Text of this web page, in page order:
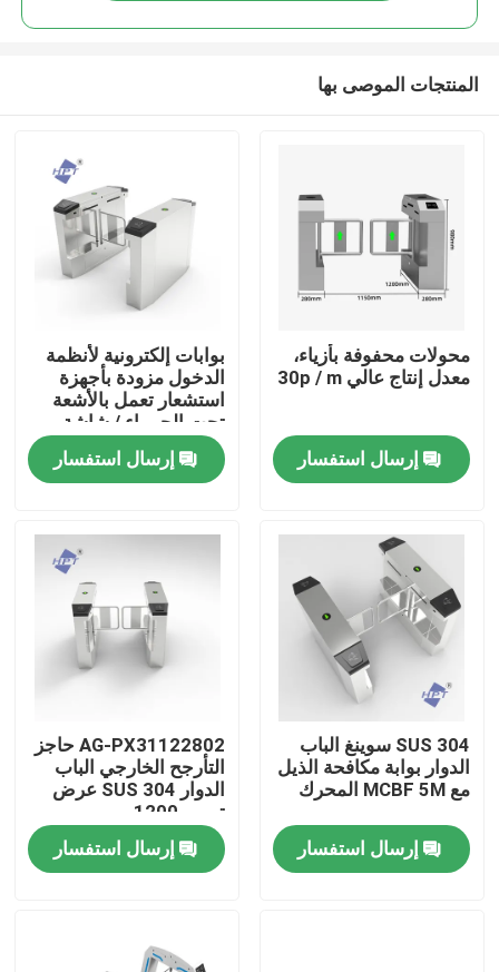
منزل
حول بنا
جولة في المعمل
ضبط الجودة
اتصل بنا
أخبار
المنتجات الموصى بها
محولات محفوفة بأزياء،
معدل إنتاج عالي 30p / m
إرسال استفسار
بوابات إلكترونية لأنظمة
الدخول مزودة بأجهزة
استشعار تعمل بالأشعة
تحت الحمراء / شاشة
LED
إرسال استفسار
SUS 304 سوينغ الباب
الدوار بوابة مكافحة الذيل
مع MCBF 5M المحرك
إرسال استفسار
AG-PX31122802 حاجز
التأرجح الخارجي الباب
الدوار SUS 304 عرض
تمرير 1200 مم
إرسال استفسار